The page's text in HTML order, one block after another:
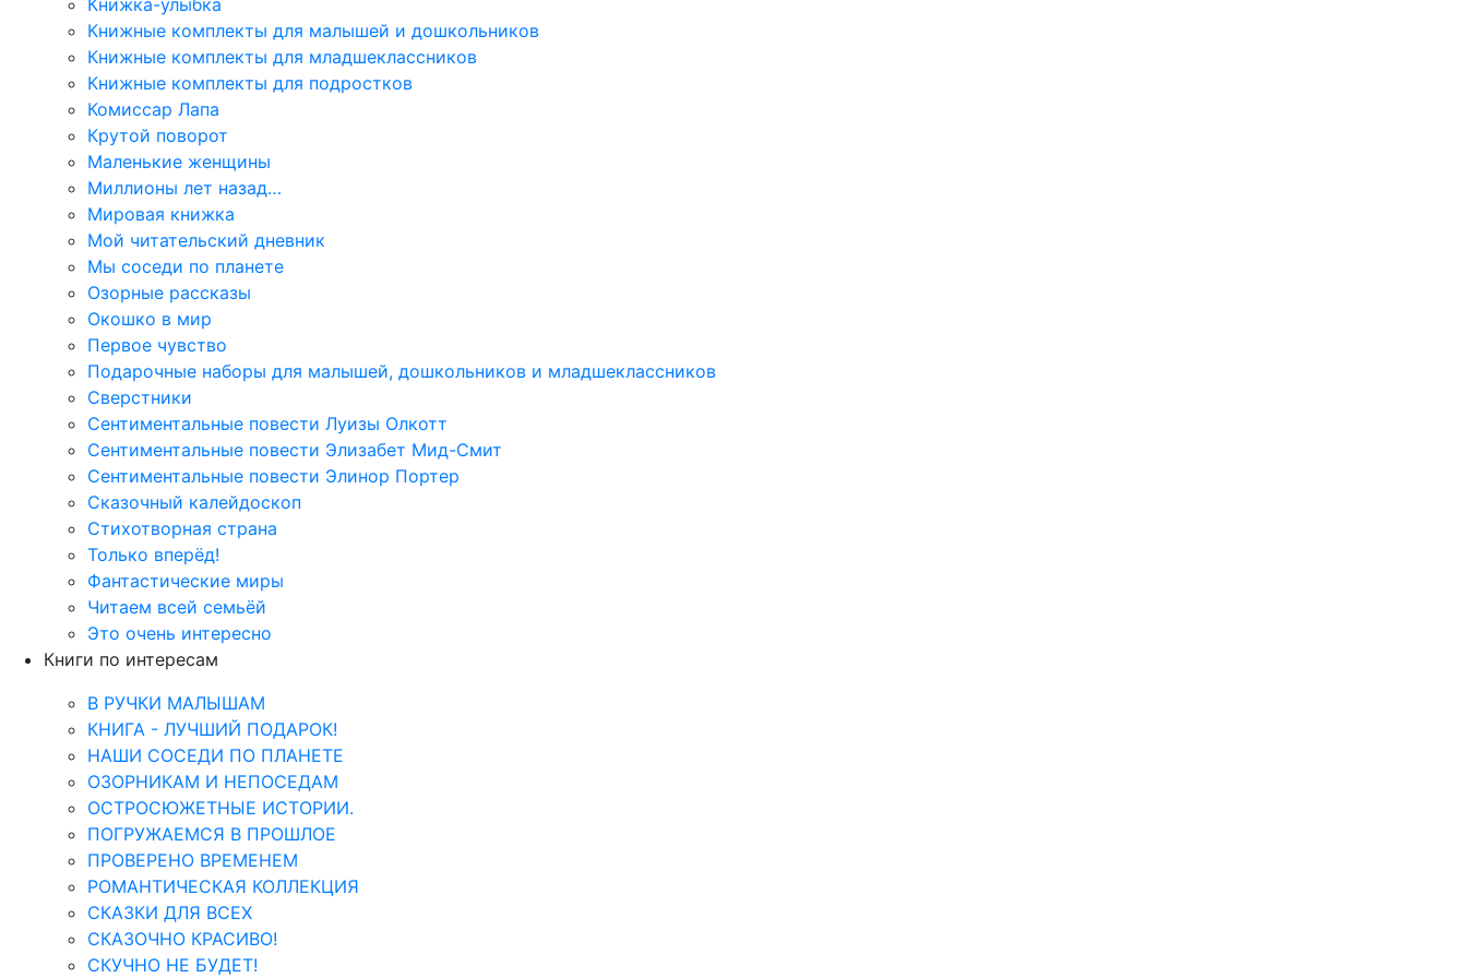
Книжные комплекты для малышей и дошкольников
Книжные комплекты для младшеклассников
Книжные комплекты для подростков
Комиссар Лапа
Крутой поворот
Маленькие женщины
Миллионы лет назад…
Мировая книжка
Мой читательский дневник
Мы соседи по планете
Озорные рассказы
Окошко в мир
Первое чувство
Подарочные наборы для малышей, дошкольников и младшеклассников
Сверстники
Сентиментальные повести Луизы Олкотт
Сентиментальные повести Элизабет Мид-Смит
Сентиментальные повести Элинор Портер
Сказочный калейдоскоп
Стихотворная страна
Только вперёд!
Фантастические миры
Читаем всей семьёй
Это очень интересно
Книги по интересам
В РУЧКИ МАЛЫШАМ
КНИГА - ЛУЧШИЙ ПОДАРОК!
НАШИ СОСЕДИ ПО ПЛАНЕТЕ
ОЗОРНИКАМ И НЕПОСЕДАМ
ОСТРОСЮЖЕТНЫЕ ИСТОРИИ.
ПОГРУЖАЕМСЯ В ПРОШЛОЕ
ПРОВЕРЕНО ВРЕМЕНЕМ
РОМАНТИЧЕСКАЯ КОЛЛЕКЦИЯ
СКАЗКИ ДЛЯ ВСЕХ
СКАЗОЧНО КРАСИВО!
СКУЧНО НЕ БУДЕТ!